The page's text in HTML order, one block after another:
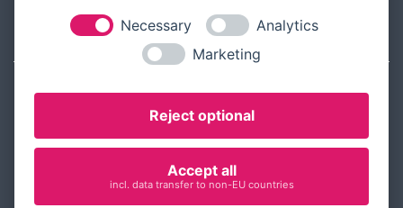
Kontakt aufnehmen
Allgemeine Geschäftsbedingungen
Widerrufsbelehrung
Widerrufsformular
Necessary
Analytics
Marketing
Reject optional
Accept all
incl. data transfer to non-EU countries